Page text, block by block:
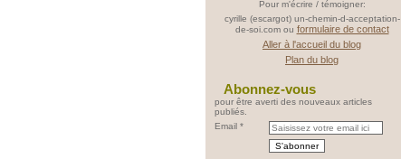
Pour m'écrire / témoigner:
cyrille (escargot) un-chemin-d-acceptation-
de-soi.com ou formulaire de contact
Aller à l'accueil du blog
Plan du blog
Abonnez-vous
pour être averti des nouveaux articles
publiés.
Email